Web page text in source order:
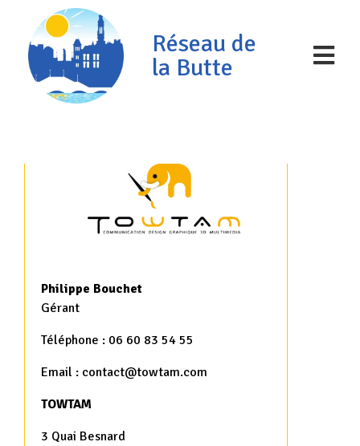
Réseau de
la Butte
Philippe Bouchet
Gérant
Téléphone : 06 60 83 54 55
Email : contact@towtam.com
TOWTAM
3 Quai Besnard